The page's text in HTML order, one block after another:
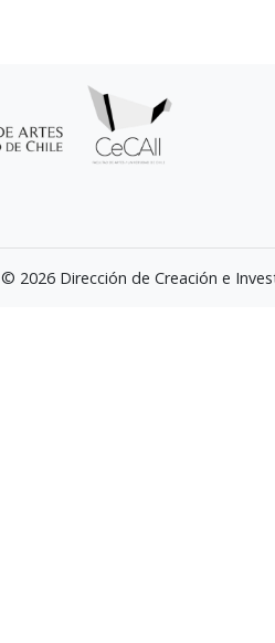
© 2026 Dirección de Creación e